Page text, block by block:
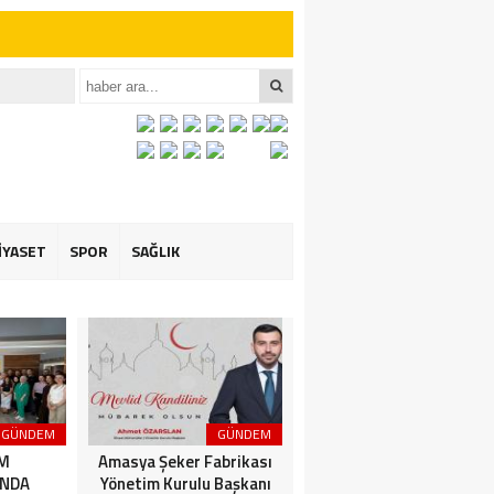
İçin Anlamlı
SPOR SAĞLIK
GÜNDEM GÜNDEM
Amasya Şeker Fabrikası
Yönetim Kurulu Başkanı